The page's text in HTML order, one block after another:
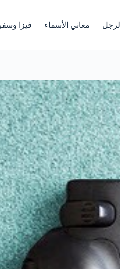
الرجل معاني الأسماء فيزا وسفر